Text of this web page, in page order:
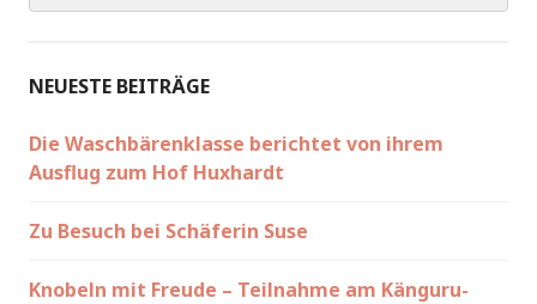
NEUESTE BEITRÄGE
Die Waschbärenklasse berichtet von ihrem
Ausflug zum Hof Huxhardt
Zu Besuch bei Schäferin Suse
Knobeln mit Freude – Teilnahme am Känguru-